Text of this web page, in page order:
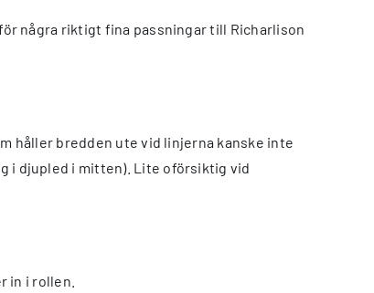
några riktigt fina passningar till Richarlison
håller bredden ute vid linjerna kanske inte
i djupled i mitten). Lite oförsiktig vid
in i rollen.